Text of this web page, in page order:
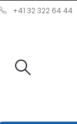
+41 32 322 64 44